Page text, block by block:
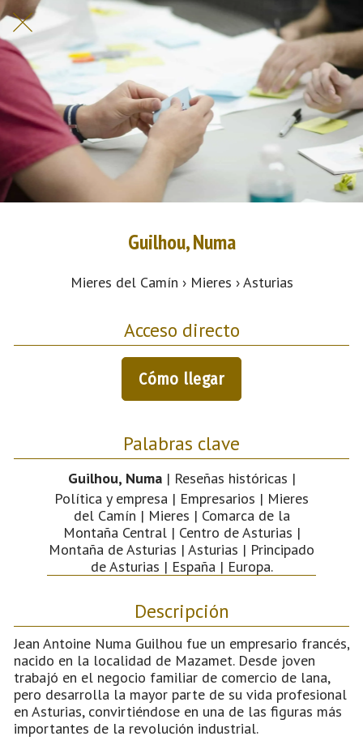
Guilhou, Numa
Mieres del Camín › Mieres › Asturias
Acceso directo
Cómo llegar
Palabras clave
Guilhou, Numa| Reseñas históricas |
Política y empresa | Empresarios | Mieres
del Camín | Mieres | Comarca de la
Montaña Central | Centro de Asturias |
Montaña de Asturias | Asturias | Principado
de Asturias | España | Europa.
Descripción
Jean Antoine Numa Guilhou fue un empresario francés,
nacido en la localidad de Mazamet. Desde joven
trabajó en el negocio familiar de comercio de lana,
pero desarrolla la mayor parte de su vida profesional
en Asturias, convirtiéndose en una de las figuras más
importantes de la revolución industrial.